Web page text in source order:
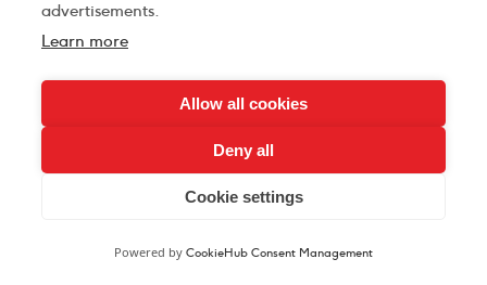
advertisements.
Learn more
Allow all cookies
Deny all
Cookie settings
Powered by CookieHub Consent Management